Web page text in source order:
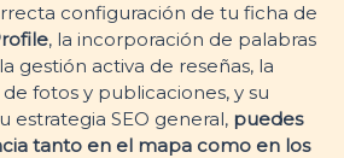
configuración de tu ficha de
, la incorporación de palabras
gestión activa de reseñas, la
fotos y publicaciones, y su
estrategia SEO general, puedes
tanto en el mapa como en los